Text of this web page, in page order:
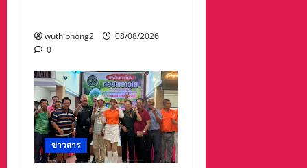
wuthiphong2
08/08/2026
0
ข่าวสาร